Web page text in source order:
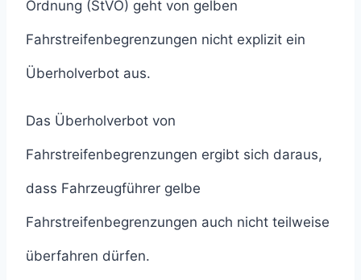
Ordnung (StVO) geht von gelben
Fahrstreifenbegrenzungen nicht explizit ein
Überholverbot aus.
Das Überholverbot von
Fahrstreifenbegrenzungen ergibt sich daraus,
dass Fahrzeugführer gelbe
Fahrstreifenbegrenzungen auch nicht teilweise
überfahren dürfen.